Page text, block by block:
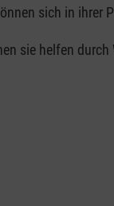
sich in ihrer
sie helfen